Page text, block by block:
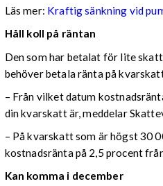
Läs mer: Kraftig sänkning vid
Håll koll på räntan
Den som har betalat för lite
behöver betala ränta på
– Från vilket datum
din kvarskatt är, meddelar
– På kvarskatt som är högst 30
kostnadsränta på 2,5 procent
Kan komma i december